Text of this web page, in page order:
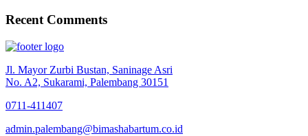
Recent Comments
Jl. Mayor Zurbi Bustan, Saninage Asri
No. A2, Sukarami, Palembang 30151
0711-411407
admin.palembang@bimashabartum.co.id